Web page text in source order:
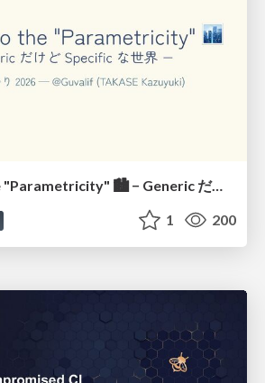
Welcome to the "Parametricity" 🏙️ − Generic だけど Specific な世界 −
1 200